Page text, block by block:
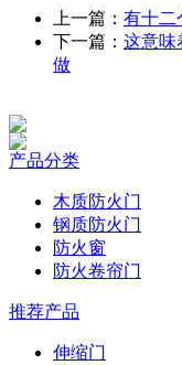
上一篇： 有十二
下一篇： 这意味
做
产品分类
木质防火门
钢质防火门
防火窗
防火卷帘门
推荐产品
伸缩门